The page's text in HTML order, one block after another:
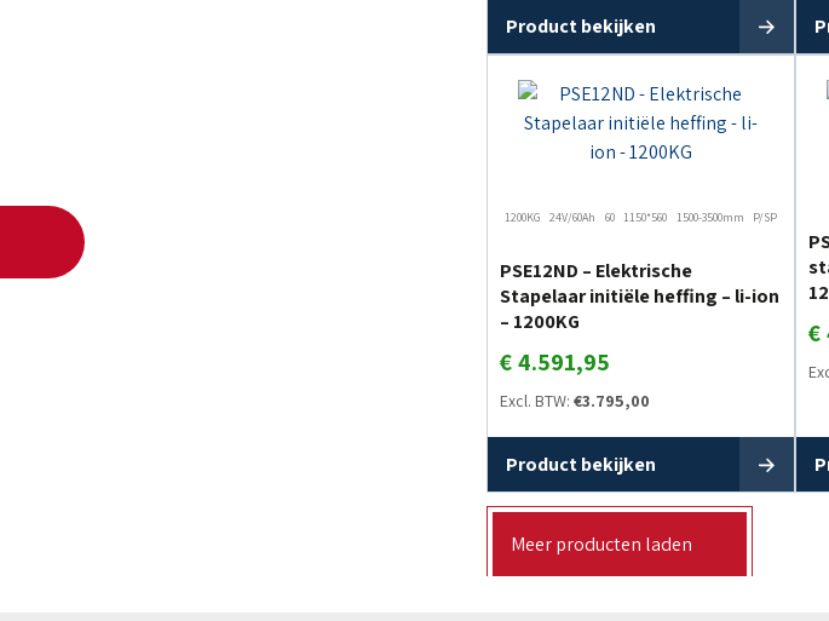
Product bekijken
1200KG 24V/60Ah 60 1150*560 1500-3500mm P/SP
PSE12ND – Elektrische
Stapelaar initiële heffing – li-ion
– 1200KG
€4.591,95
Excl. BTW: €3.795,00
Product bekijken
€
Meer producten laden